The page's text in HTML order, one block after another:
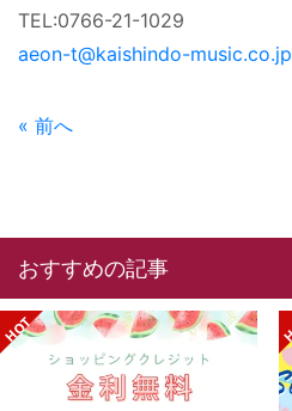
TEL:0766-21-1029
aeon-t@kaishindo-music.co.jp
« 前へ
おすすめの記事